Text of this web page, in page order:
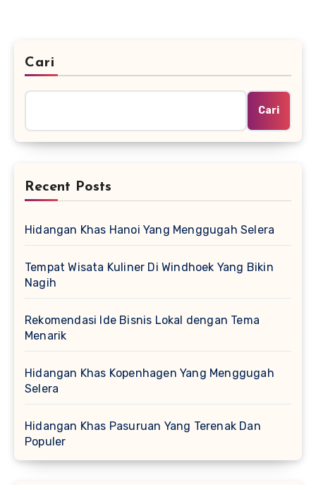
Cari
Cari
Recent Posts
Hidangan Khas Hanoi Yang Menggugah Selera
Tempat Wisata Kuliner Di Windhoek Yang Bikin
Nagih
Rekomendasi Ide Bisnis Lokal dengan Tema
Menarik
Hidangan Khas Kopenhagen Yang Menggugah
Selera
Hidangan Khas Pasuruan Yang Terenak Dan
Populer